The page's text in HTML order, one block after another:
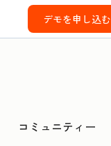
デモを申し込む
コミュニティー